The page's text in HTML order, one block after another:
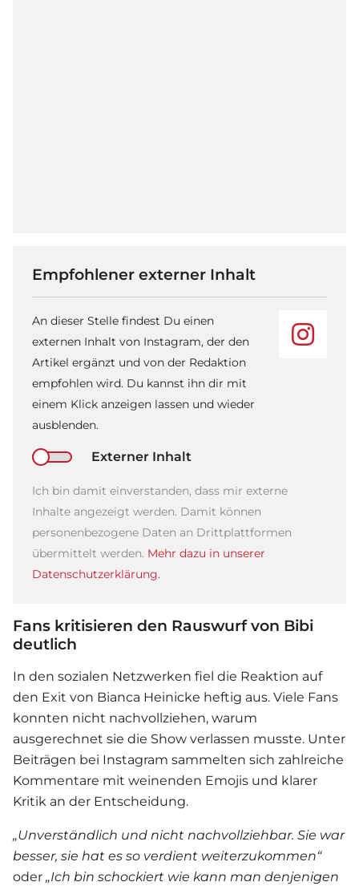
Empfohlener externer Inhalt
An dieser Stelle findest Du einen
externen Inhalt von Instagram, der den
Artikel ergänzt und von der Redaktion
empfohlen wird. Du kannst ihn dir mit
einem Klick anzeigen lassen und wieder
ausblenden.
Externer Inhalt
Ich bin damit einverstanden, dass mir externe
Inhalte angezeigt werden. Damit können
personenbezogene Daten an Drittplattformen
übermittelt werden. Mehr dazu in unserer
Datenschutzerklärung.
Fans kritisieren den Rauswurf von Bibi
deutlich
In den sozialen Netzwerken fiel die Reaktion auf
den Exit von Bianca Heinicke heftig aus. Viele Fans
konnten nicht nachvollziehen, warum
ausgerechnet sie die Show verlassen musste. Unter
Beiträgen bei Instagram sammelten sich zahlreiche
Kommentare mit weinenden Emojis und klarer
Kritik an der Entscheidung.
„Unverständlich und nicht nachvollziehbar. Sie war
besser, sie hat es so verdient weiterzukommen“
oder „Ich bin schockiert wie kann man denjenigen